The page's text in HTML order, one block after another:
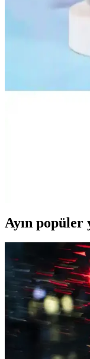
Mommyslab'in 0-4
tulum kundak, pratik
Detaylı tasarımı ve
Babynest
Ayın popüler